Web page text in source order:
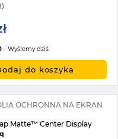
- Wyślemy dziś
do koszyka
OCHRONNA NA EKRAN
Matte™ Center Display